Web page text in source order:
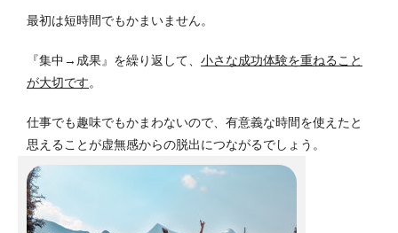
最初は短時間でもかまいません。
『集中→成果』を繰り返して、 小さな成功体験を重ねること
が大切です。
仕事でも趣味でもかまわないので、有意義な時間を使えたと
思えることが虚無感からの脱出につながるでしょう。